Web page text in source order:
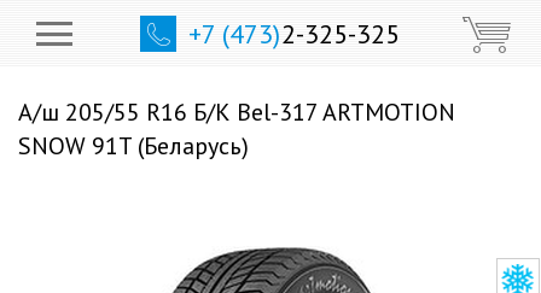
+7 (473)2-325-325
А/ш 205/55 R16 Б/К Bel-317 ARTMOTION
SNOW 91T (Беларусь)